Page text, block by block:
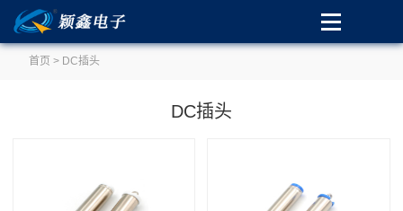
首页 > DC插头
DC插头